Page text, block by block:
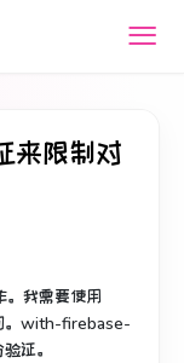
来限制对
我需要使用
with-firebase-
证。